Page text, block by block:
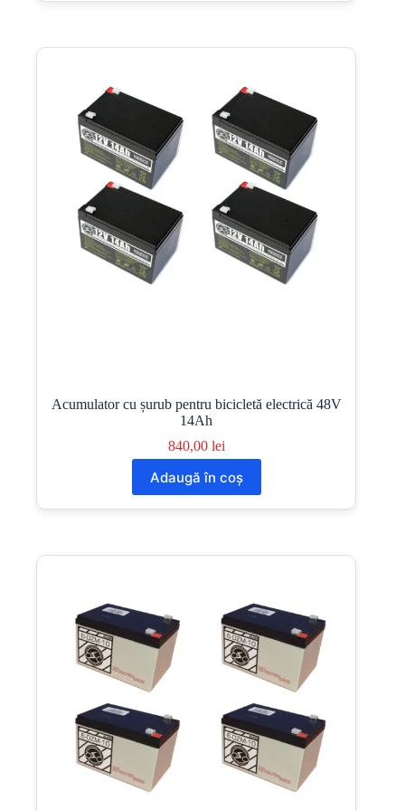
Acumulator cu șurub pentru bicicletă electrică 48V
14Ah
840,00 lei
Adaugă în coș